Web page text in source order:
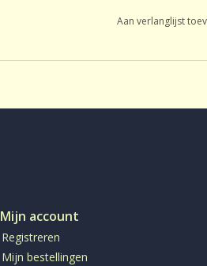
Aan verlanglijst
Mijn account
Registreren
Mijn bestellingen